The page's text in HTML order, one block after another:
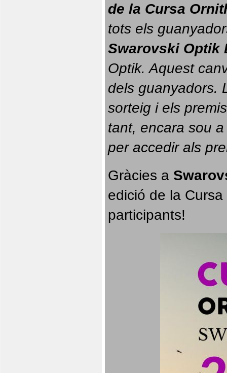
de la Cursa
tots els
Swarovski Optik
Optik. Aquest
dels guanyadors.
sorteig i els
tant, encara sou
per accedir als
Gràcies a
edició de la
participants!